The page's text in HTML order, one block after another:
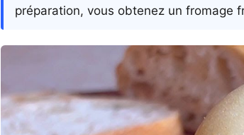
préparation, vous obtenez un fromage